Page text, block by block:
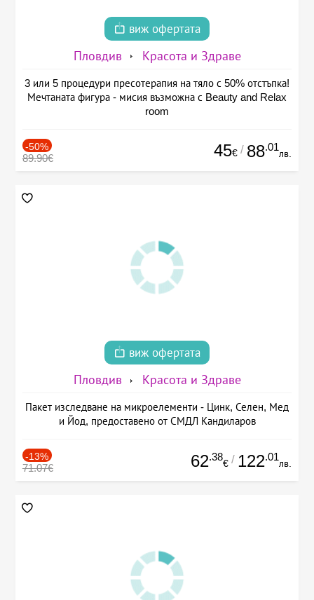
виж офертата
Пловдив Красота и Здраве
3 или 5 процедури пресотерапия на тяло с 50% отстъпка!
Мечтаната фигура - мисия възможна с Beauty and Relax
room
-50%
89.90€ 45€ / 88.01
лв.
виж офертата
Пловдив Красота и Здраве
Пакет изследване на микроелементи - Цинк, Селен, Мед
и Йод, предоставено от СМДЛ Кандиларов
-13%
71.07€ 62.38
€ / 122.01
лв.